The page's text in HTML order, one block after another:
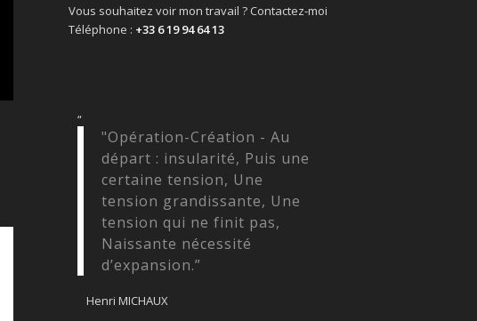
Vous souhaitez voir mon travail ? Contactez-moi
Téléphone : +33 6 19 94 64 13
“
"Opération-Création - Au
départ : insularité, Puis une
certaine tension, Une
tension grandissante, Une
tension qui ne finit pas,
Naissante nécessité
d’expansion.”
Henri MICHAUX